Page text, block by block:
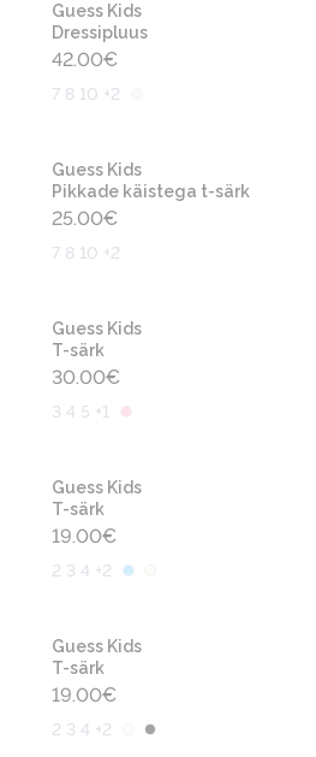
Guess Kids
Dressipluus
42.00€
7 8 10 +2
Guess Kids
Pikkade käistega t-särk
25.00€
7 8 10 +2
Guess Kids
T-särk
30.00€
3 4 5 +1
Guess Kids
T-särk
19.00€
2 3 4 +2
Guess Kids
T-särk
19.00€
2 3 4 +2